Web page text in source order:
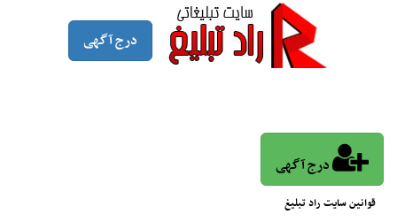
درج آگهی
درج آگهی
قوانین سایت راد تبلیغ